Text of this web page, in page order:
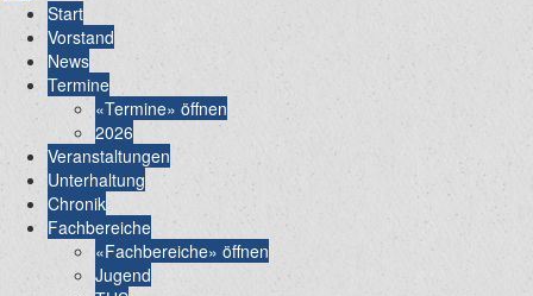
Start
Vorstand
News
Termine
«Termine» öffnen
2026
Veranstaltungen
Unterhaltung
Chronik
Fachbereiche
«Fachbereiche» öffnen
Jugend